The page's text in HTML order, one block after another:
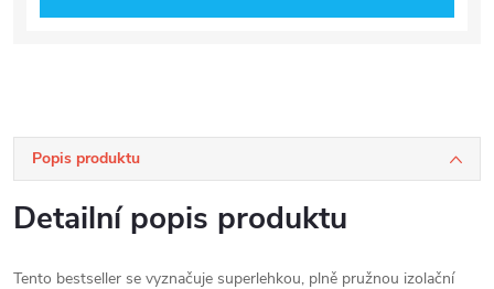
Popis produktu
Detailní popis produktu
Tento bestseller se vyznačuje superlehkou, plně pružnou izolační